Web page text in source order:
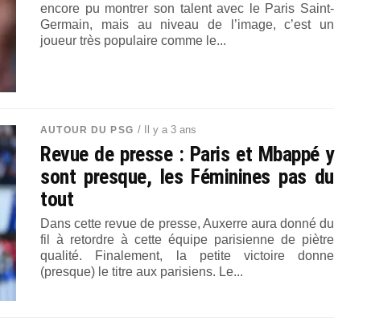
encore pu montrer son talent avec le Paris Saint-
Germain, mais au niveau de l’image, c’est un
joueur très populaire comme le...
AUTOUR DU PSG / Il y a 3 ans
Revue de presse : Paris et Mbappé y
sont presque, les Féminines pas du
tout
Dans cette revue de presse, Auxerre aura donné du
fil à retordre à cette équipe parisienne de piètre
qualité. Finalement, la petite victoire donne
(presque) le titre aux parisiens. Le...